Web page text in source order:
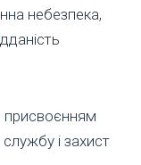
небезпека,
присвоєнням
і захист